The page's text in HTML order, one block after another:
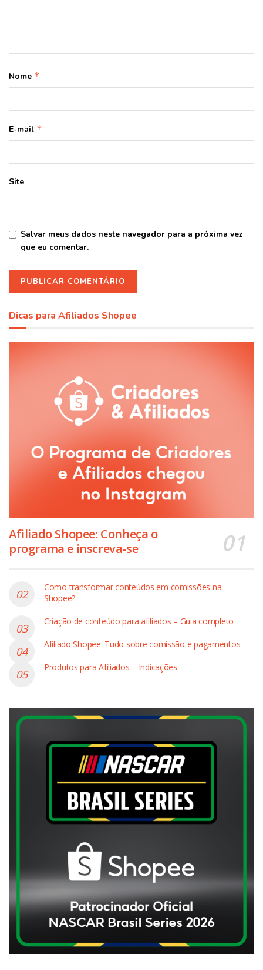
Nome *
E-mail *
Site
Salvar meus dados neste navegador para a próxima vez
que eu comentar.
Dicas para Afiliados Shopee
Afiliado Shopee: Conheça o
programa e inscreva-se
Como transformar conteúdos em comissões na
Shopee?
Criação de conteúdo para afiliados – Guia completo
Afiliado Shopee: Tudo sobre comissão e pagamentos
Produtos para Afiliados – Indicações